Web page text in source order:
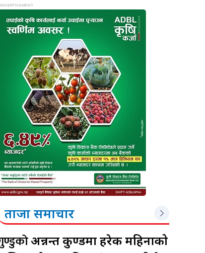
ताजा समाचार
अन्नन्त कुण्डमा हरेक महिनाको